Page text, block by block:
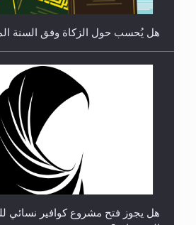
**الحصن الحصين من وساوس
هل يُحسب حول الزكاة وفق السنة
هل يجوز فتح مشروع كوافير نسائي